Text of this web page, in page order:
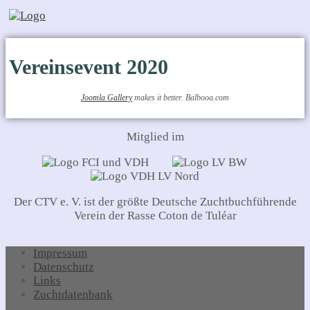
Vereinsevent 2020
Joomla Gallerymakes it better. Balbooa.com
Mitglied im
Der CTV e. V. ist der größte Deutsche Zuchtbuchführende
Verein der Rasse Coton de Tuléar
Impressum
Datenschutz
Links
Zuchtdatenbank